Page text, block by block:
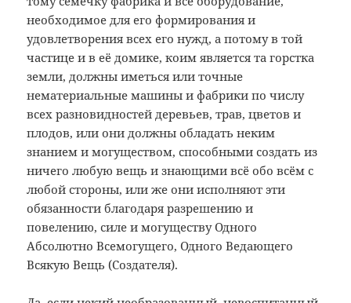
необходимое для его формирования и
удовлетворения всех его нужд, а потому в той
частице и в её домике, коим является та горстка
земли, должны иметься или точные
нематериальные машины и фабрики по числу
всех разновидностей деревьев, трав, цветов и
плодов, или они должны обладать неким
знанием и могуществом, способными создать из
ничего любую вещь и знающими всё обо всём с
любой стороны, или же они исполняют эти
обязанности благодаря разрешению и
повелению, силе и могуществу Одного
Абсолютно Всемогущего, Одного Ведающего
Всякую Вещь (Создателя).